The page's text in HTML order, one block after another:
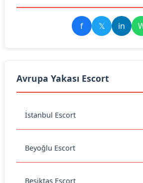
f 𝕏 in
Avrupa Yakası Escort
İstanbul Escort
Beyoğlu Escort
Beşiktaş Escort